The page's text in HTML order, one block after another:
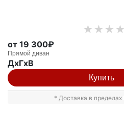
от 19 300₽
Прямой диван
ДxГxВ
Купить
* Доставка в